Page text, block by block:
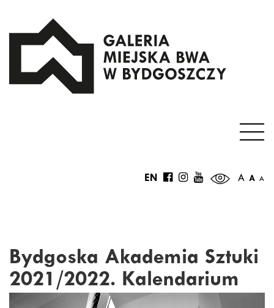
A A A
EN
Bydgoska Akademia Sztuki
2021/2022. Kalendarium